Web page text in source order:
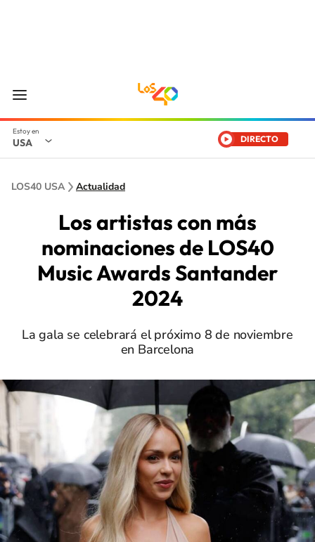
USA DIRECTO
LOS40 USA Actualidad
Los artistas con más
nominaciones de LOS40
Music Awards Santander
2024
La gala se celebrará el próximo 8 de noviembre
en Barcelona